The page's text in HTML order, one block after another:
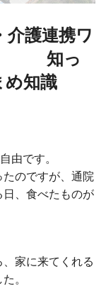
介護連携ワ
知っ
知識
由です。
のですが、通院
、食べたものが
家に来てくれる
。